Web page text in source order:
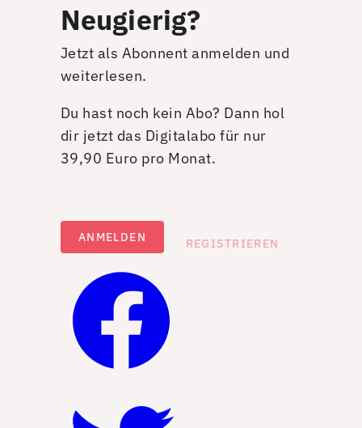
Neugierig?
Jetzt als Abonnent anmelden und
weiterlesen.
Du hast noch kein Abo? Dann hol
dir jetzt das Digitalabo für nur
39,90 Euro pro Monat.
ANMELDEN REGISTRIEREN